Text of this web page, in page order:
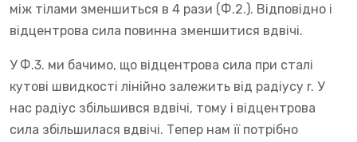
між тілами зменшиться в 4 рази (Ф.2.). Відповідно і
відцентрова сила повинна зменшитися вдвічі.
У Ф.3. ми бачимо, що відцентрова сила при сталі
кутові швидкості лінійно залежить від радіусу r. У
нас радіус збільшився вдвічі, тому і відцентрова
сила збільшилася вдвічі. Тепер нам її потрібно